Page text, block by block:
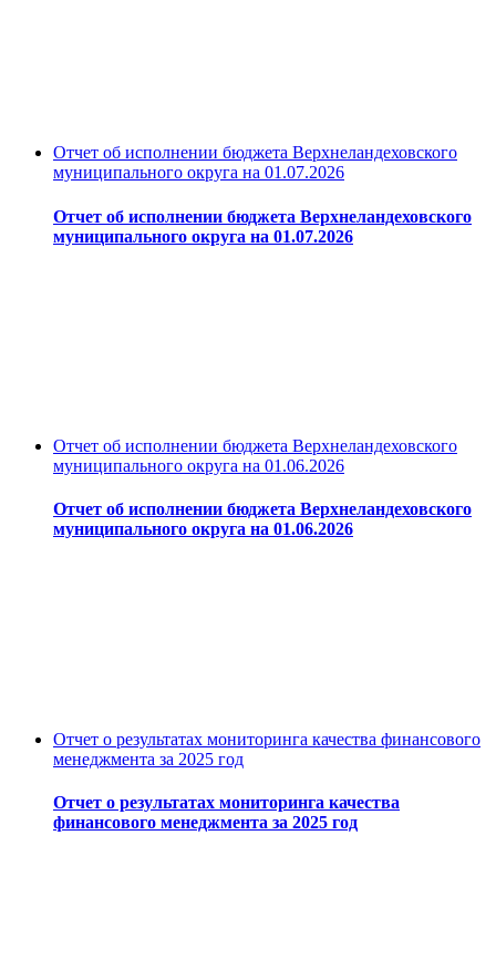
Отчет об исполнении бюджета Верхнеландеховского
муниципального округа на 01.07.2026
Отчет об исполнении бюджета Верхнеландеховского
муниципального округа на 01.07.2026
Отчет об исполнении бюджета Верхнеландеховского
муниципального округа на 01.06.2026
Отчет об исполнении бюджета Верхнеландеховского
муниципального округа на 01.06.2026
Отчет о результатах мониторинга качества финансового
менеджмента за 2025 год
Отчет о результатах мониторинга качества
финансового менеджмента за 2025 год